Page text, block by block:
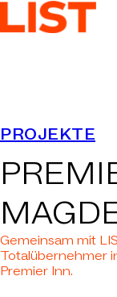
PROJEKTE
Gemeinsam mit
Totalübernehmer
Premier Inn.